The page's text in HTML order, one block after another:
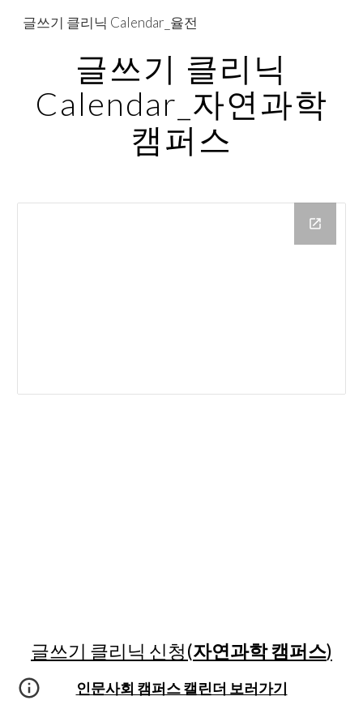
Skip to main content
글쓰기 클리닉 Calendar_율전
글쓰기 클리닉
Calendar_자연과학
캠퍼스
글쓰기 클리닉 신청(자연과학 캠퍼스)
인문사회 캠퍼스 캘린더 보러가기